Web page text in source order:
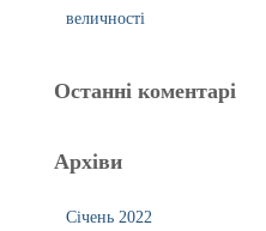
величності
Останні коментарі
Архіви
Січень 2022